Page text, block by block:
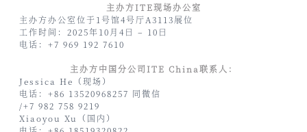
主办方ITE现场办公室
主办方办公室位于1号馆4号厅A3113展位
工作时间：2025年10月4日 – 10日
电话：+7 969 192 7610
主办方中国分公司ITE China联系人：
Jessica He（现场）
电话：+86 13520968257 同微信
/+7 982 758 9219
Xiaoyou Xu（国内）